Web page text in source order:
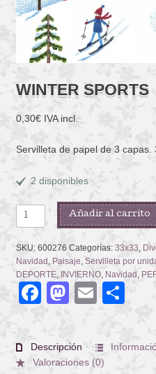
WINTER SPORTS
0,30€ IVA incl.
Servilleta de papel de 3 capas.
2 disponibles
WINTER
SPORTS
cantidad
Añadir al carrito
SKU: 600276 Categorías: 33x33
Navidad Paisaje Servilleta por
DEPORTE, INVIERNO, Navidad
Facebook
Mastodon
Email
Descripción
Valoraciones (0)